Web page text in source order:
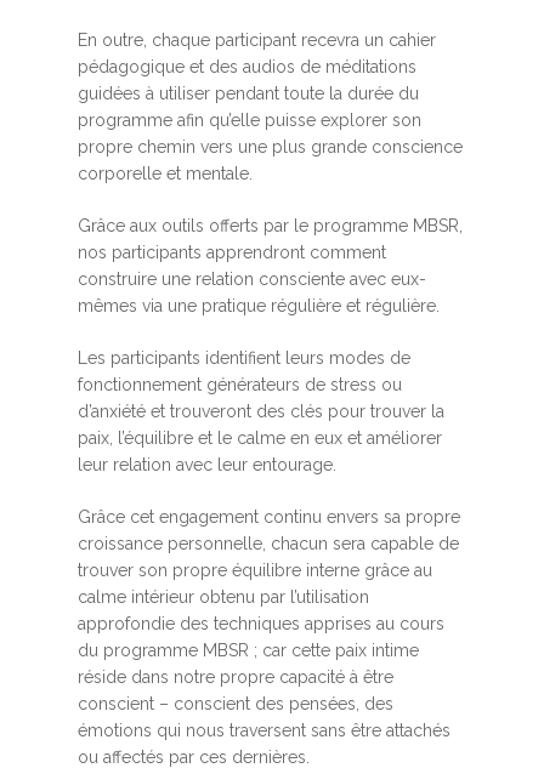
En outre, chaque participant recevra un cahier
pédagogique et des audios de méditations
guidées à utiliser pendant toute la durée du
programme afin qu’elle puisse explorer son
propre chemin vers une plus grande conscience
corporelle et mentale.
Grâce aux outils offerts par le programme MBSR,
nos participants apprendront comment
construire une relation consciente avec eux-
mêmes via une pratique régulière et régulière.
Les participants identifient leurs modes de
fonctionnement générateurs de stress ou
d’anxiété et trouveront des clés pour trouver la
paix, l’équilibre et le calme en eux et améliorer
leur relation avec leur entourage.
Grâce cet engagement continu envers sa propre
croissance personnelle, chacun sera capable de
trouver son propre équilibre interne grâce au
calme intérieur obtenu par l’utilisation
approfondie des techniques apprises au cours
du programme MBSR ; car cette paix intime
réside dans notre propre capacité à être
conscient – conscient des pensées, des
émotions qui nous traversent sans être attachés
ou affectés par ces dernières.